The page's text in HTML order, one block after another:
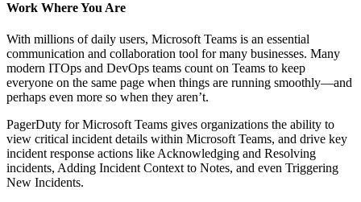
Work Where You Are
With millions of daily users, Microsoft Teams is an essential
communication and collaboration tool for many businesses. Many
modern ITOps and DevOps teams count on Teams to keep
everyone on the same page when things are running smoothly—and
perhaps even more so when they aren’t.
PagerDuty for Microsoft Teams gives organizations the ability to
view critical incident details within Microsoft Teams, and drive key
incident response actions like Acknowledging and Resolving
incidents, Adding Incident Context to Notes, and even Triggering
New Incidents.